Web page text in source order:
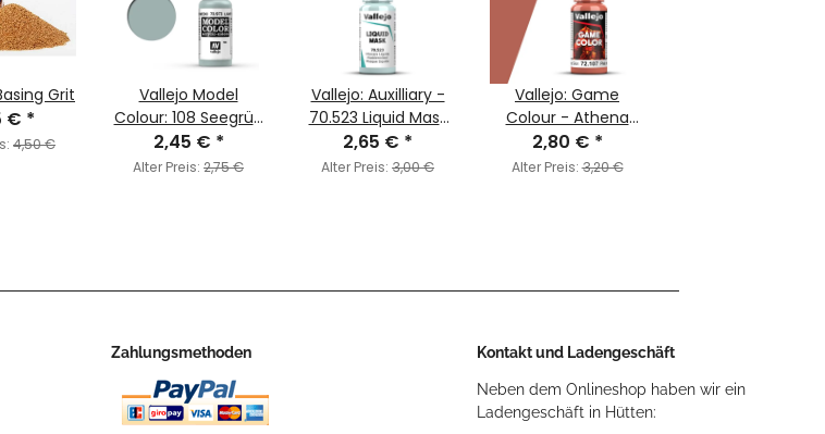
Grit
€ *
4,50 €
Vallejo Model
Colour: 108 Seegrün
Hell (70.973)
2,45 € *
Alter Preis: 2,75 €
Vallejo: Auxilliary -
70.523 Liquid Mask
(MC197)
2,65 € *
Alter Preis: 3,00 €
Vallejo: Game
Colour - Athena
Skin (72.107)
2,80 € *
Alter Preis:3,20 €
Zahlungsmethoden Kontakt und Ladengeschäft
Neben dem Onlineshop haben wir ein
Ladengeschäft in Hütten: